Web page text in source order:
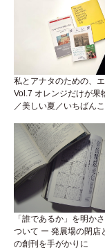
私とアナタのための、
Vol.7 オレンジだけが果
／美しい夏／いちばん
「誰であるか」を明か
ついて ー 発展場の閉店
の創刊を手がかりに